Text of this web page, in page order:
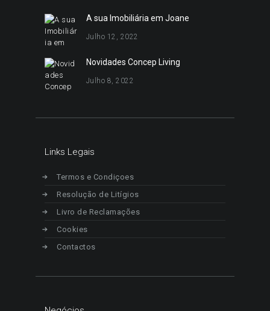
A sua Imobiliária em Joane
Julho 12, 2022
Novidades Concep Living
Julho 8, 2022
Links Legais
Termos e Condiçoes
Resolução de Litígios
Livro de Reclamações
Cookies
Contactos